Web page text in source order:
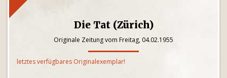
Die Tat (Zürich)
Originale Zeitung vom Freitag, 04.02.1955
letztes verfügbares Originalexemplar!